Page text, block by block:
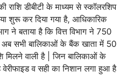
डीबीटी के माध्यम से स्कॉलरशिप
शुरू कर दिया गया है, आधिकारिक
ने बताया है कि वित्त विभाग ने 750
अब सभी बालिकाओं के बैंक खाता में 50
मिलने वाली है | जिन बालिकाओं के
व सही का निशान लगा हुआ है